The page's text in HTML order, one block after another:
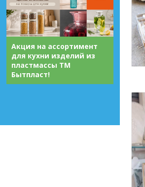
Акция на ассортимент
для кухни изделий из
пластмассы ТМ
Бытпласт!